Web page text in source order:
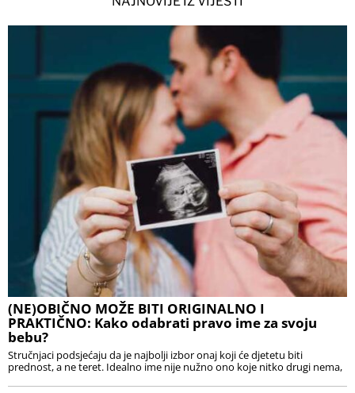
(NE)OBIČNO MOŽE BITI ORIGINALNO I
PRAKTIČNO: Kako odabrati pravo ime za svoju
bebu?
Stručnjaci podsjećaju da je najbolji izbor onaj koji će djetetu biti
prednost, a ne teret. Idealno ime nije nužno ono koje nitko drugi nema,